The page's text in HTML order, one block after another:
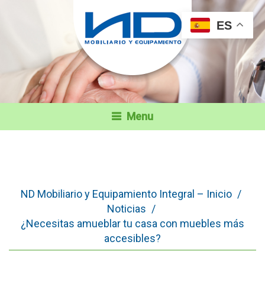
Menu
ND Mobiliario y Equipamiento Integral – Inicio /
Noticias /
¿Necesitas amueblar tu casa con muebles más
accesibles?
ES